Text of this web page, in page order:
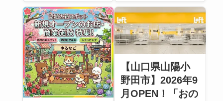
【山口県山陽小
野田市】2026年9
月OPEN！「おの